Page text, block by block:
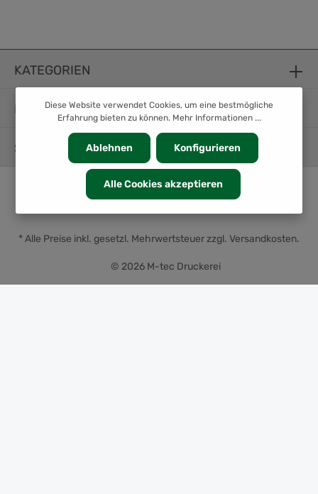
KATEGORIEN
INFORMATION
SERVICE
© 2026 M-tec Druckerei
* Alle Preise inkl. gesetzl. Mehrwertsteuer zzgl. Versandkosten.
Diese Website verwendet Cookies, um eine bestmögliche
Erfahrung bieten zu können. Mehr Informationen ...
Ablehnen Konfigurieren
Alle Cookies akzeptieren